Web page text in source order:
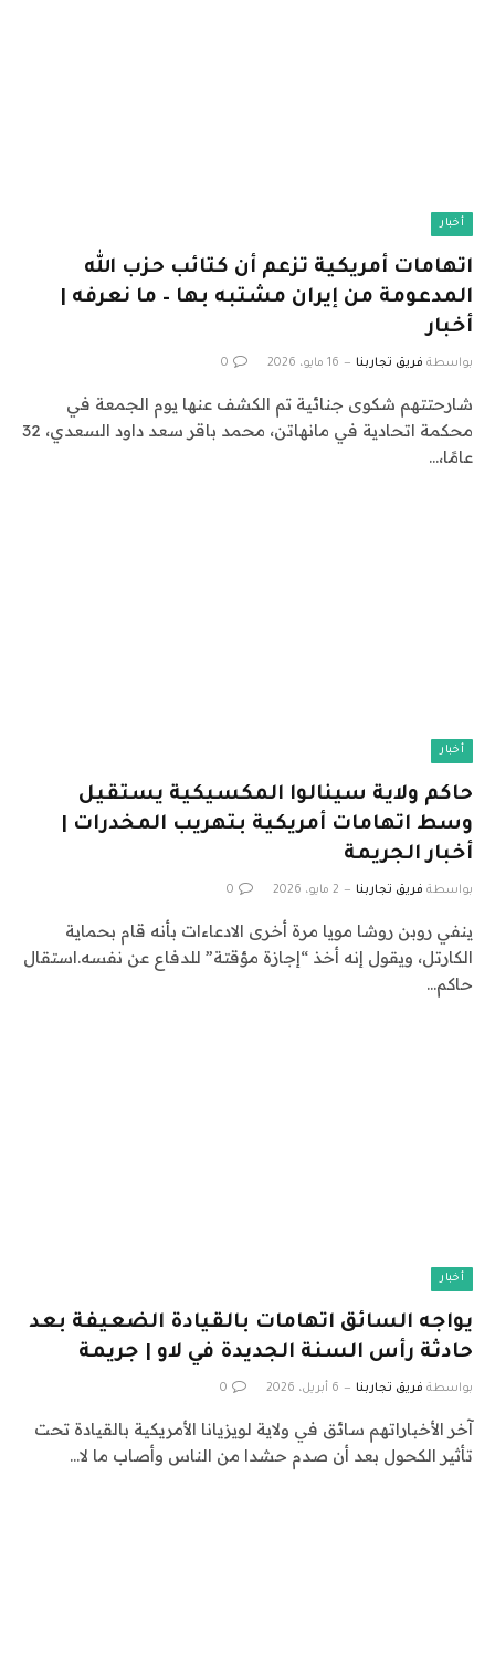
أخبار
اتهامات أمريكية تزعم أن كتائب حزب الله
المدعومة من إيران مشتبه بها – ما نعرفه |
أخبار
بواسطة فريق تجاربنا 16 مايو، 2026 0
شارحتتهم شكوى جنائية تم الكشف عنها يوم الجمعة في
محكمة اتحادية في مانهاتن، محمد باقر سعد داود السعدي، 32
عامًا،…
أخبار
حاكم ولاية سينالوا المكسيكية يستقيل
وسط اتهامات أمريكية بتهريب المخدرات |
أخبار الجريمة
بواسطة فريق تجاربنا 2 مايو، 2026 0
ينفي روبن روشا مويا مرة أخرى الادعاءات بأنه قام بحماية
الكارتل، ويقول إنه أخذ “إجازة مؤقتة” للدفاع عن نفسه.استقال
حاكم…
أخبار
يواجه السائق اتهامات بالقيادة الضعيفة بعد
حادثة رأس السنة الجديدة في لاو | جريمة
بواسطة فريق تجاربنا 6 أبريل، 2026 0
آخر الأخباراتهم سائق في ولاية لويزيانا الأمريكية بالقيادة تحت
تأثير الكحول بعد أن صدم حشدا من الناس وأصاب ما لا…